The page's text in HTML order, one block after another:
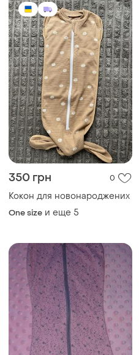
350 грн 0
Кокон для новонароджених
One size и еще 5